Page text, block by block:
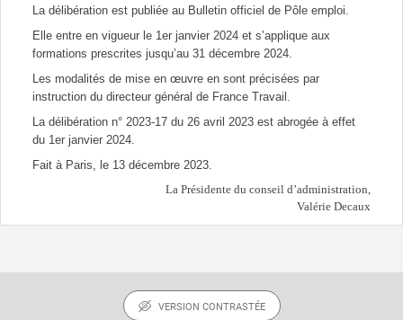
La délibération est publiée au Bulletin officiel de Pôle emploi.
Elle entre en vigueur le 1er janvier 2024 et s’applique aux
formations prescrites jusqu’au 31 décembre 2024.
Les modalités de mise en œuvre en sont précisées par
instruction du directeur général de France Travail.
La délibération n° 2023-17 du 26 avril 2023 est abrogée à effet
du 1er janvier 2024.
Fait à Paris, le 13 décembre 2023.
La Présidente du conseil d’administration,
Valérie Decaux
VERSION CONTRASTÉE